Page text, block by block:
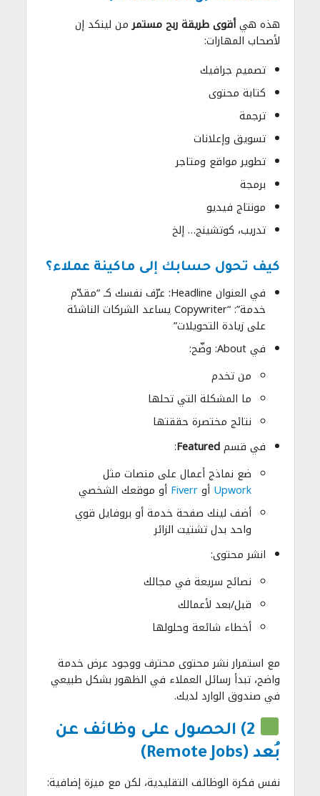
هذه هيأقوى طريقة ربح مستمرمن لينكد إن
لأصحاب المهارات:
تصميم جرافيك
كتابة محتوى
ترجمة
تسويق وإعلانات
تطوير مواقع ومتاجر
برمجة
مونتاج فيديو
تدريب، كوتشينج… إلخ
كيف تحول حسابك إلى ماكينة عملاء؟
في العنوان Headline: عرّف نفسك كـ “مقدّم
خدمة”: “Copywriter يساعد الشركات الناشئة
على زيادة التحويلات”
في About: وضّح:
من تخدم
ما المشكلة التي تحلها
نتائج مختصرة حققتها
في قسمFeatured
:
ضع نماذج أعمال على منصات مثل
Upwork أوFiverr أو موقعك الشخصي
أضف لينك صفحة خدمة أو بروفايل قوي
واحد بدل تشتيت الزائر
انشر محتوى:
نصائح سريعة في مجالك
قبل/بعد لأعمالك
أخطاء شائعة وحلولها
مع استمرار نشر محتوى محترف ووجود عرض خدمة
واضح، تبدأ رسائل العملاء في الظهور بشكل طبيعي
في صندوق الوارد لديك.
2) الحصول على وظائف عن
بُعد (Remote Jobs)
نفس فكرة الوظائف التقليدية، لكن مع ميزة إضافية: